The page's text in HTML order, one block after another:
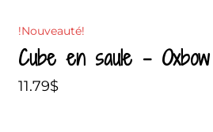
!Nouveauté!
Cube en saule – Oxbow
11.79$